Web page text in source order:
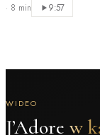
· 8 min 9:57
WIDEO
J’Adore w